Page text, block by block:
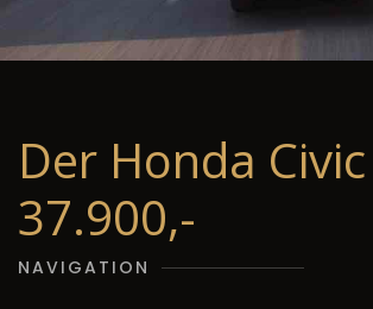
Der Honda
37.900,-
NAVIGATION